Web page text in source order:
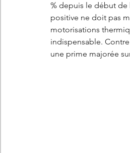
% depuis le début de
positive ne doit pas
motorisations
indispensable.
une prime majorée